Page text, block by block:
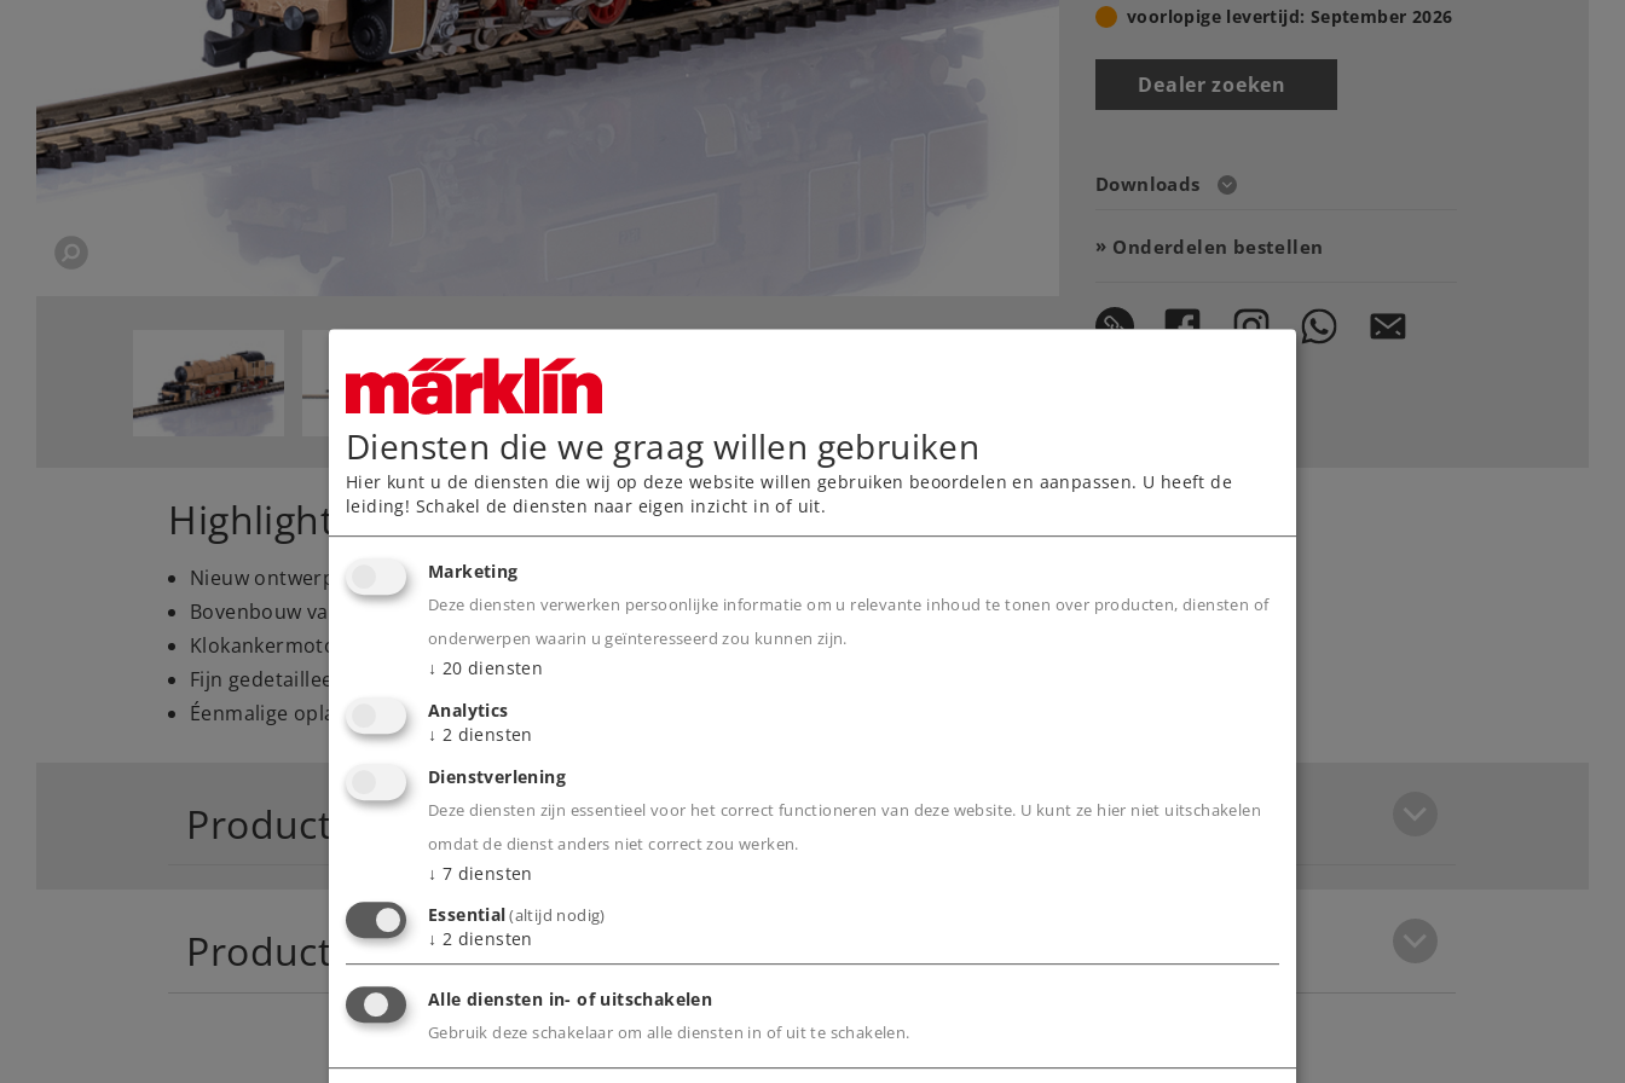
voorlopige levertijd: September 2026
Dealer zoeken
Downloads
Onderdelen bestellen
Highlights
Nieuw ontwerp.
Bovenbouw van Brons
Klokankermotor
Fijn gedetailleerd stangenstelsel en imitatie remmen.
Éenmalige oplage.
Product
Productinfo
Diensten die we graag willen gebruiken
Hier kunt u de diensten die wij op deze website willen gebruiken beoordelen en aanpassen. U heeft de
leiding! Schakel de diensten naar eigen inzicht in of uit.
Marketing
Deze diensten verwerken persoonlijke informatie om u relevante inhoud te tonen over producten, diensten of
onderwerpen waarin u geïnteresseerd zou kunnen zijn.
↓ 20 diensten
Analytics
↓ 2 diensten
Dienstverlening
Deze diensten zijn essentieel voor het correct functioneren van deze website. U kunt ze hier niet uitschakelen
omdat de dienst anders niet correct zou werken.
↓ 7 diensten
Essential(altijd nodig)
↓ 2 diensten
Alle diensten in- of uitschakelen
Gebruik deze schakelaar om alle diensten in of uit te schakelen.